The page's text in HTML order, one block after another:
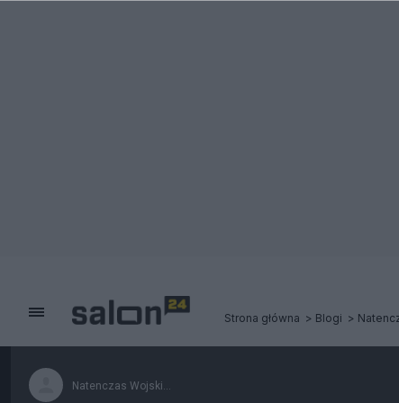
Strona główna Blogi
Natenczas Wojski...